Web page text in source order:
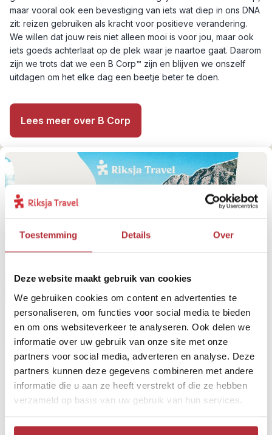
Toestemming Details Over
Deze website maakt gebruik van cookies
We gebruiken cookies om content en advertenties te
personaliseren, om functies voor social media te bieden
en om ons websiteverkeer te analyseren. Ook delen we
informatie over uw gebruik van onze site met onze
partners voor social media, adverteren en analyse. Deze
partners kunnen deze gegevens combineren met andere
informatie die u aan ze heeft verstrekt of die ze hebben
verzameld op basis van uw gebruik van hun services.
maar vooral ook een bevestiging van iets wat diep in ons DNA
zit: reizen gebruiken als kracht voor positieve verandering.
We willen dat jouw reis niet alleen mooi is voor jou, maar ook
iets goeds achterlaat op de plek waar je naartoe gaat. Daarom
zijn we trots dat we een B Corp™ zijn en blijven we onszelf
uitdagen om het elke dag een beetje beter te doen.
Lees meer over B Corp
Ontdek jouw droombestemming
Waar gaat jouw volgende reis heen? Het Riksja Reiskompas
bestemmingen die echt bij je passen!